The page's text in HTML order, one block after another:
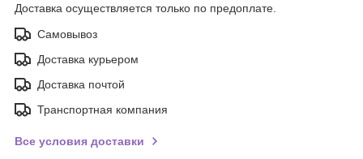
Доставка осуществляется только по предоплате.
Самовывоз
Доставка курьером
Доставка почтой
Транспортная компания
Все условия доставки